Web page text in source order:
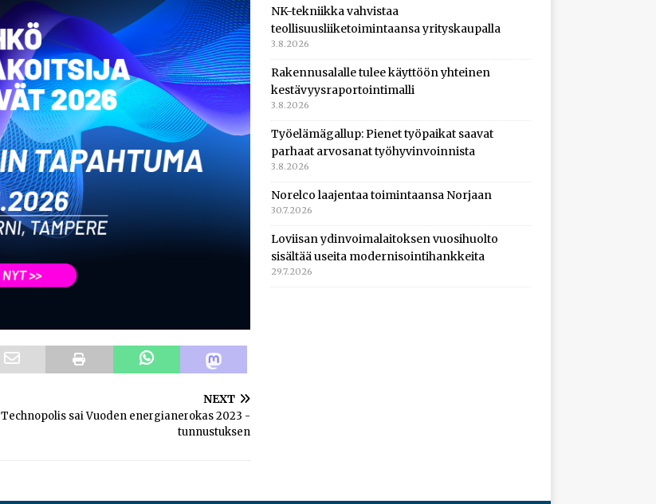
NEXT
Technopolis sai Vuoden energianerokas 2023 -
tunnustuksen
NK-tekniikka vahvistaa
teollisuusliiketoimintaansa yrityskaupalla
3.8.2026
Rakennusalalle tulee käyttöön yhteinen
kestävyysraportointimalli
3.8.2026
Työelämägallup: Pienet työpaikat saavat
parhaat arvosanat työhyvinvoinnista
3.8.2026
Norelco laajentaa toimintaansa Norjaan
30.7.2026
Loviisan ydinvoimalaitoksen vuosihuolto
sisältää useita modernisointihankkeita
29.7.2026